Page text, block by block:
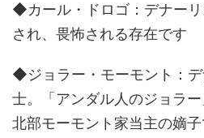
◆カール・ドロゴ：デナーリ
され、畏怖される存在です
◆ジョラー・モーモント：
士。「アンダル人のジョラ
北部モーモント家当主の嫡